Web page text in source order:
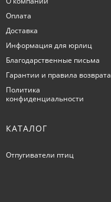
Оплата
Доставка
Информация для юрлиц
Благодарственные письма
Гарантии и правила возврата
Политика
конфиденциальности
КАТАЛОГ
Отпугиватели птиц